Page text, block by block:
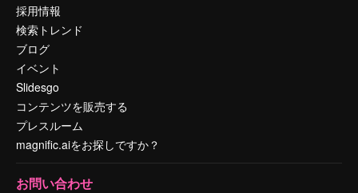
採用情報
検索トレンド
ブログ
イベント
Slidesgo
コンテンツを販売する
プレスルーム
magnific.aiをお探しですか？
お問い合わせ